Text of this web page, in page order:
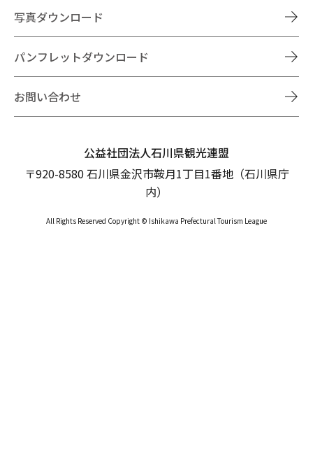
写真ダウンロード
パンフレットダウンロード
お問い合わせ
公益社団法人石川県観光連盟
〒920-8580 石川県金沢市鞍月1丁目1番地（石川県庁
内）
All Rights Reserved Copyright © Ishikawa Prefectural Tourism League